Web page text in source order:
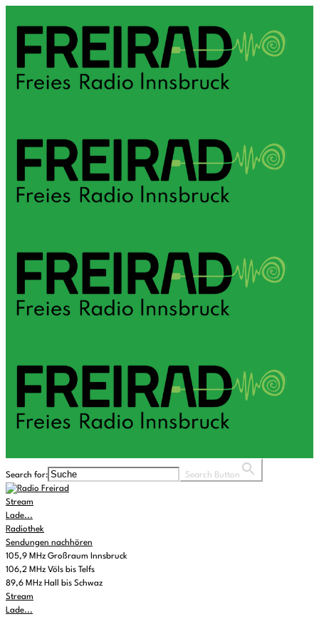
Search for: Search Button
Stream
Lade...
Radiothek
Sendungen nachhören
105,9 MHz Großraum Innsbruck
106,2 MHz Völs bis Telfs
89,6 MHz Hall bis Schwaz
Stream
Lade...